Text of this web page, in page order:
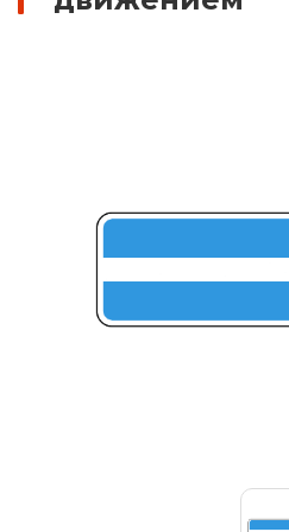
Передвижные
Опоры дорожных
Светодиодные знаки